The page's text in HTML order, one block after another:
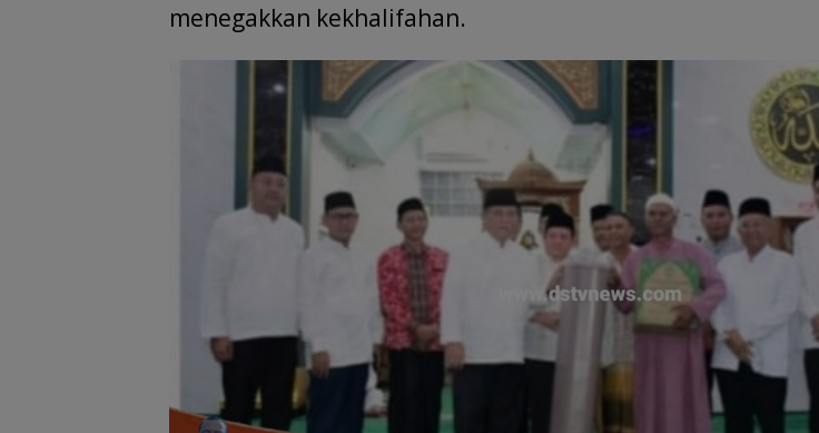
menegakkan kekhalifahan.